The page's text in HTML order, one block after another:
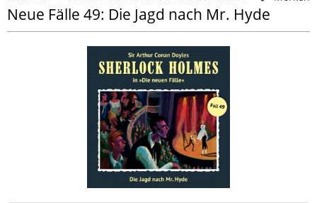
Neue Fälle 49: Die Jagd nach Mr. Hyde